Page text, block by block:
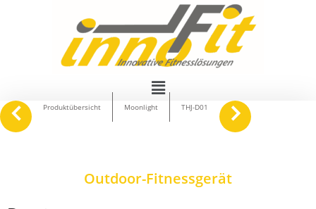
navigate_before Produktübersicht Moonlight THJ-D01 keyboard_arrow_right
Outdoor-Fitnessgerät